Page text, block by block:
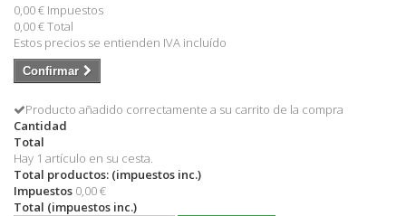
0,00 € Impuestos
0,00 €Total
Estos precios se entienden IVA incluído
Confirmar
Producto añadido correctamente a su carrito de la compra
Cantidad
Total
Hay 1 artículo en su cesta.
Total productos: (impuestos inc.)
Impuestos 0,00 €
Total (impuestos inc.)